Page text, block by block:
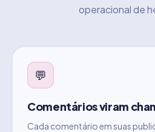
operacional de
💬
Comentários viram
Cada comentário em suas